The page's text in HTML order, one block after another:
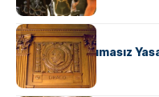
KÜLTÜR
Draco’nun Acımasız
Hukuk Kodu